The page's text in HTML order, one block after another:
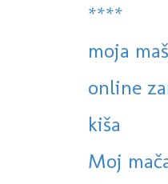
****
moja
online
kiša
Moj